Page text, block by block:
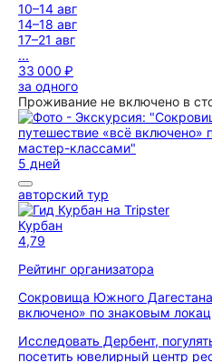
10–14 авг
14–18 авг
17–21 авг
...
33 000 ₽
за одного
Проживание не включено в
5 дней
авторский тур
Курбан
4,79
Рейтинг организатора
Сокровища Южного
включено» по знаковым
Исследовать Дербент,
посетить ювелирный центр